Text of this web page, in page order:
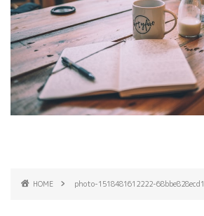
HOME photo-1518481612222-68bbe828ecd1